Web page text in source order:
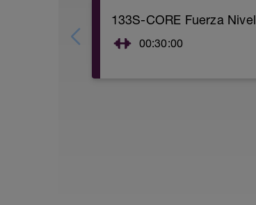
133S-CORE Fuerza
00:30:00
2. Elevación de piernas con